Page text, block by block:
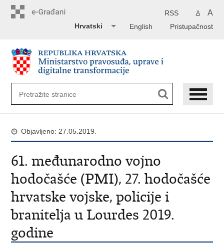
A A
RSS
Pristupačnost
English
Hrvatski
Objavljeno: 27.05.2019.
61. međunarodno vojno
hodočašće (PMI), 27. hodočašće
hrvatske vojske, policije i
branitelja u Lourdes 2019.
godine